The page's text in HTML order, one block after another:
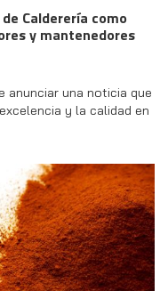
Calderería como
y mantenedores
anunciar una noticia que
y la calidad en